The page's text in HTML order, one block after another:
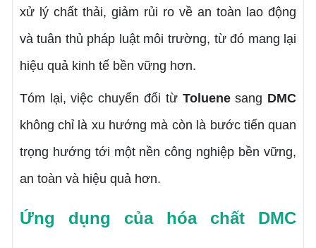
xử lý chất thải, giảm rủi ro về an toàn lao động
và tuân thủ pháp luật môi trường, từ đó mang lại
hiệu quả kinh tế bền vững hơn.
Tóm lại, việc chuyển đổi từ Toluenesang DMC
không chỉ là xu hướng mà còn là bước tiến quan
trọng hướng tới một nền công nghiệp bền vững,
an toàn và hiệu quả hơn.
Ứng dụng của hóa chất DMC